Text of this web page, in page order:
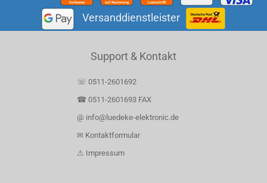
Versanddienstleister
Support & Kontakt
☏ 0511-2601692
☎ 0511-2601693 FAX
@ info@luedeke-elektronic.de
✉ Kontaktformular
⚠ Impressum